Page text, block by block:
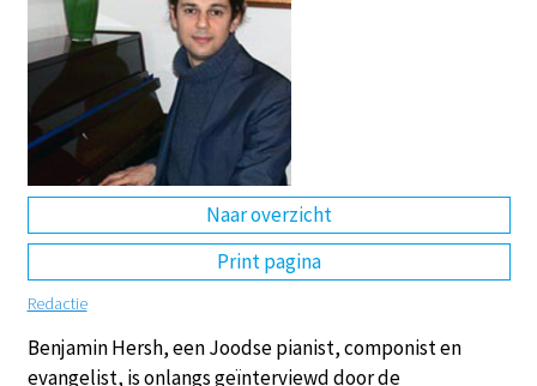
Naar overzicht
Print pagina
Redactie
Benjamin Hersh, een Joodse pianist, componist en
evangelist, is onlangs geïnterviewd door de
DE